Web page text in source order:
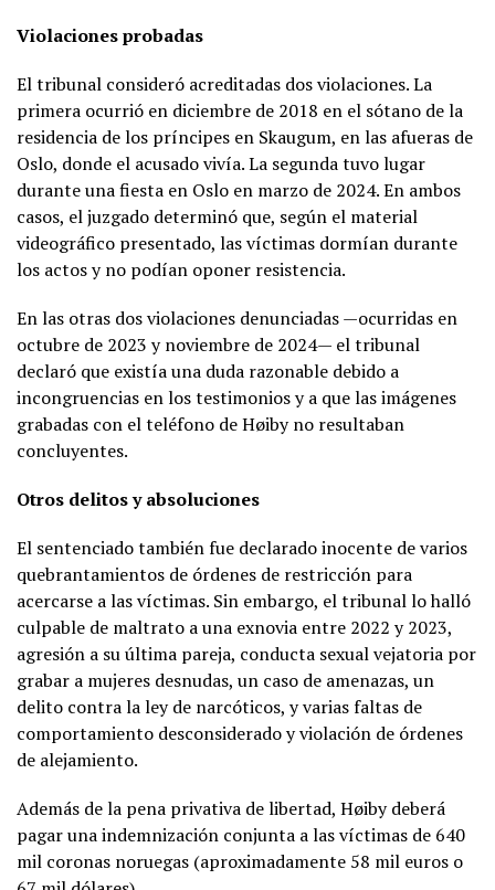
Violaciones probadas
El tribunal consideró acreditadas dos violaciones. La
primera ocurrió en diciembre de 2018 en el sótano de la
residencia de los príncipes en Skaugum, en las afueras de
Oslo, donde el acusado vivía. La segunda tuvo lugar
durante una fiesta en Oslo en marzo de 2024. En ambos
casos, el juzgado determinó que, según el material
videográfico presentado, las víctimas dormían durante
los actos y no podían oponer resistencia.
En las otras dos violaciones denunciadas —ocurridas en
octubre de 2023 y noviembre de 2024— el tribunal
declaró que existía una duda razonable debido a
incongruencias en los testimonios y a que las imágenes
grabadas con el teléfono de Høiby no resultaban
concluyentes.
Otros delitos y absoluciones
El sentenciado también fue declarado inocente de varios
quebrantamientos de órdenes de restricción para
acercarse a las víctimas. Sin embargo, el tribunal lo halló
culpable de maltrato a una exnovia entre 2022 y 2023,
agresión a su última pareja, conducta sexual vejatoria por
grabar a mujeres desnudas, un caso de amenazas, un
delito contra la ley de narcóticos, y varias faltas de
comportamiento desconsiderado y violación de órdenes
de alejamiento.
Además de la pena privativa de libertad, Høiby deberá
pagar una indemnización conjunta a las víctimas de 640
mil coronas noruegas (aproximadamente 58 mil euros o